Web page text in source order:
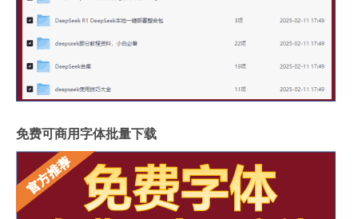
免费可商用字体批量下载